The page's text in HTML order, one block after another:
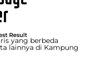
yang berbeda
lainnya di Kampung